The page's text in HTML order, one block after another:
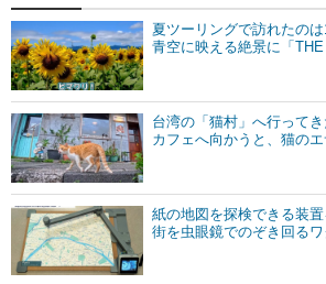
夏ツーリングで訪れたの
青空に映える絶景に「
台湾の「猫村」へ行って
カフェへ向かうと、猫の
紙の地図を探検できる装
街を虫眼鏡でのぞき回る